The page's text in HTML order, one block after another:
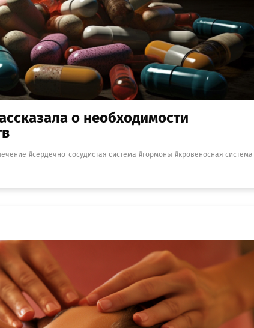
о необходимости
сердечно-сосудистая система гормоны
кровеносная система